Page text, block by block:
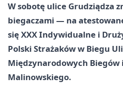
W sobotę ulice Grudziądza
biegaczami — na
się XXX Indywidualne i
Polski Strażaków w Biegu
Międzynarodowych Biegów
Malinowskiego.